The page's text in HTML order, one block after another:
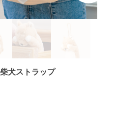
犬ストラップ